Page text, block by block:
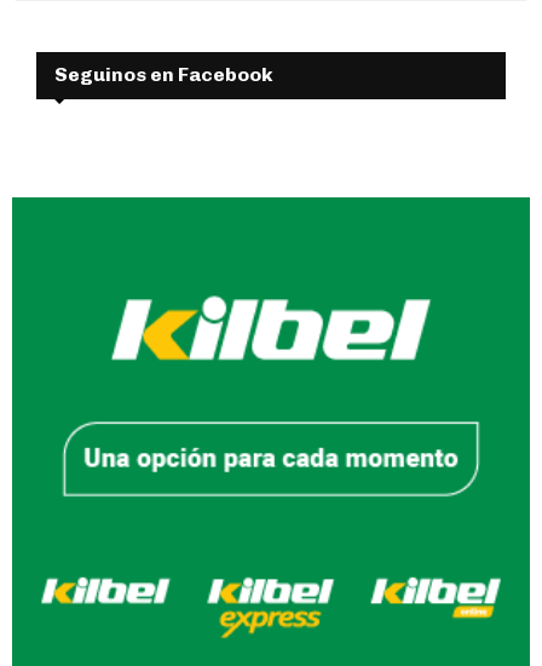
Seguinos en Facebook